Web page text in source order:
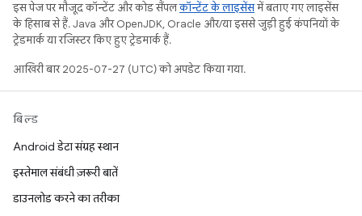
इस पेज पर मौजूद कॉन्टेंट और कोड सैंपलकॉन्टेंट के लाइसेंसमें बताए गए लाइसेंस
के हिसाब से हैं. Java और OpenJDK, Oracle और/या इससे जुड़ी हुई कंपनियों के
ट्रेडमार्क या रजिस्टर किए हुए ट्रेडमार्क हैं.
आखिरी बार 2025-07-27 (UTC) को अपडेट किया गया.
बिल्ड
Android डेटा संग्रह स्थान
इस्तेमाल संबंधी ज़रूरी बातें
डाउनलोड करने का तरीका